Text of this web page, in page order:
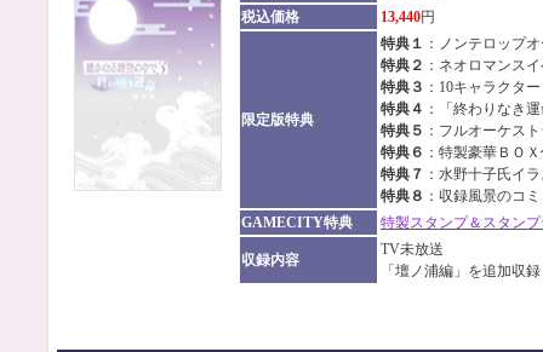
税込価格
13,440円
限定版特典
特典１ ：ノンテロップ
特典２ ：ネオロマンス
特典３ ：10キャラクタ
特典４ ：「終わりなき
特典５ ：フルオーケス
特典６ ：特製豪華ＢＯ
特典７ ：水野十子氏イ
特典８ ：収録風景のコ
GAMECITY特典
特製スタンプ＆スタン
収録内容
TV未放送
「壇ノ浦編」を追加収